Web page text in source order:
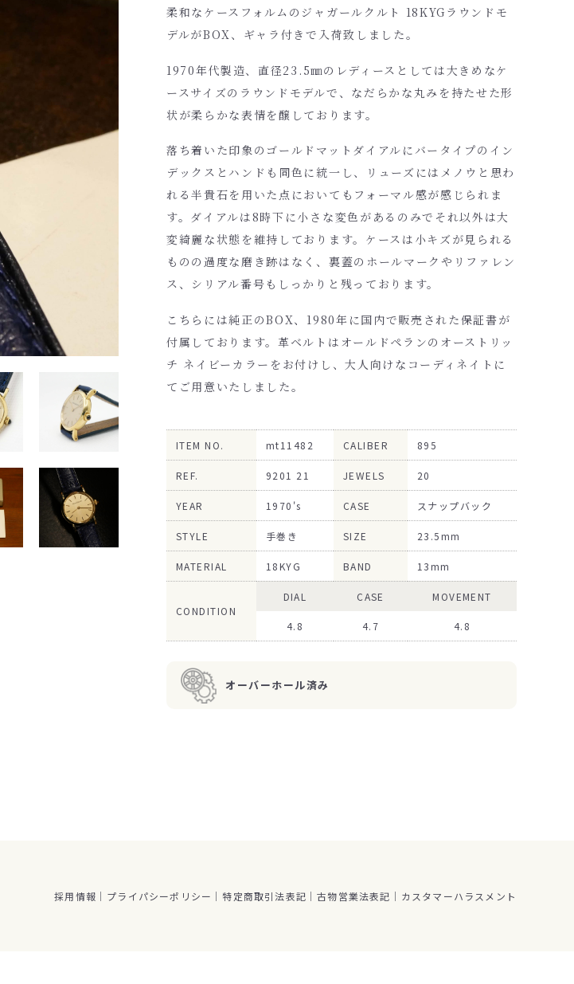
柔和なケースフォルムのジャガールクルト 18KYGラウンドモ
デルがBOX、ギャラ付きで入荷致しました。
1970年代製造、直径23.5㎜のレディースとしては大きめなケ
ースサイズのラウンドモデルで、なだらかな丸みを持たせた形
状が柔らかな表情を醸しております。
落ち着いた印象のゴールドマットダイアルにバータイプのイン
デックスとハンドも同色に統一し、リューズにはメノウと思わ
れる半貴石を用いた点においてもフォーマル感が感じられま
す。ダイアルは8時下に小さな変色があるのみでそれ以外は大
変綺麗な状態を維持しております。ケースは小キズが見られる
ものの過度な磨き跡はなく、裏蓋のホールマークやリファレン
ス、シリアル番号もしっかりと残っております。
こちらには純正のBOX、1980年に国内で販売された保証書が
付属しております。革ベルトはオールドペランのオーストリッ
チ ネイビーカラーをお付けし、大人向けなコーディネイトに
てご用意いたしました。
ITEM NO. mt11482 CALIBER 895
REF. 9201 21 JEWELS 20
YEAR 1970's CASE スナップバック
STYLE 手巻き SIZE 23.5mm
MATERIAL 18KYG BAND 13mm
CONDITION
DIAL CASE MOVEMENT
4.8 4.7 4.8
オーバーホール済み
採用情報 プライパシーポリシー 特定商取引法表記 古物営業法表記 カスタマーハラスメント